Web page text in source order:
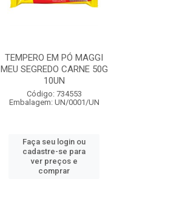
TEMPERO EM PÓ MAGGI
MEU SEGREDO CARNE 50G
10UN
Código: 734553
Embalagem: UN/0001/UN
Faça seu login ou
cadastre-se para
ver preços e
comprar